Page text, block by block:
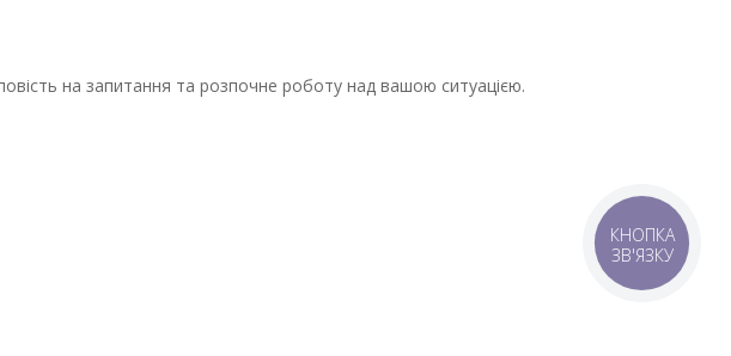
на запитання та розпочне роботу над вашою ситуацією.
КНОПКА
ЗВ'ЯЗКУ